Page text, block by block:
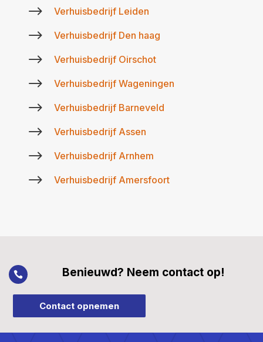
$ Verhuisbedrijf Leiden
$ Verhuisbedrijf Den haag
$ Verhuisbedrijf Oirschot
$ Verhuisbedrijf Wageningen
$ Verhuisbedrijf Barneveld
$ Verhuisbedrijf Assen
$ Verhuisbedrijf Arnhem
$ Verhuisbedrijf Amersfoort
 Benieuwd? Neem contact op!
Contact opnemen